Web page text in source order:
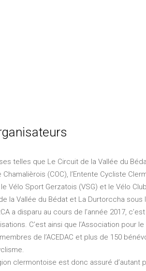
telles que Le Circuit de la Vallée du
(COC), l’Entente Cycliste
le Vélo Sport Gerzatois (VSG) et le Vélo
Vallée du Bédat et La Durtorccha sous
a disparu au cours de l’année 2017,
C’est ainsi que l’Association pour
de l’ACEDAC et plus de 150
clermontoise est donc assuré